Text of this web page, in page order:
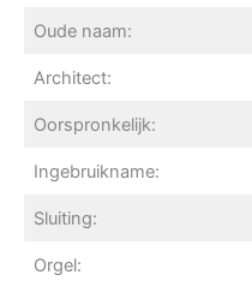
Oude naam:
Architect:
Oorspronkelijk:
Ingebruikname:
Sluiting:
Orgel: